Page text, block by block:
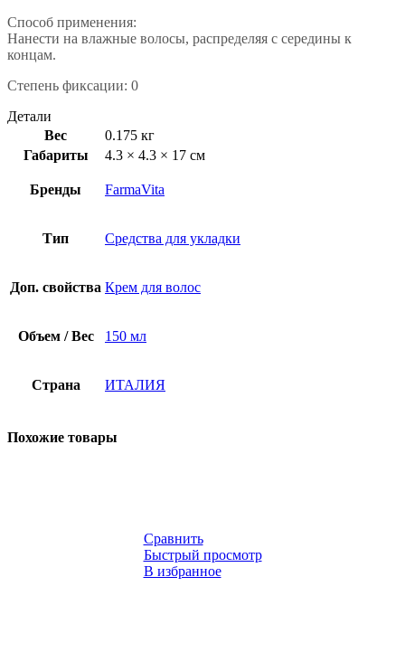
Способ применения:
Нанести на влажные волосы, распределяя с середины к
концам.
Степень фиксации: 0
Детали
Вес
0.175 кг
Габариты
4.3 × 4.3 × 17 см
Бренды FarmaVita
Тип Средства для укладки
Доп. свойства Крем для волос
Объем / Вес 150 мл
Страна ИТАЛИЯ
Похожие товары
Сравнить
Быстрый просмотр
В избранное